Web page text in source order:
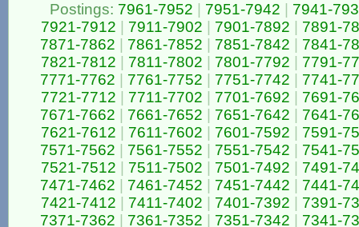
Postings: 7961-7952 7951-7942
7941-
7921-7912
7911-7902 7901-7892
7891-
7871-7862
7861-7852 7851-7842
7841-
7821-7812
7811-7802 7801-7792
7791-
7771-7762
7761-7752 7751-7742
7741-
7721-7712
7711-7702 7701-7692
7691-
7671-7662
7661-7652 7651-7642
7641-
7621-7612
7611-7602 7601-7592
7591-
7571-7562
7561-7552 7551-7542
7541-
7521-7512
7511-7502 7501-7492
7491-
7471-7462
7461-7452 7451-7442
7441-
7421-7412
7411-7402 7401-7392
7391-
7371-7362
7361-7352 7351-7342 7341-